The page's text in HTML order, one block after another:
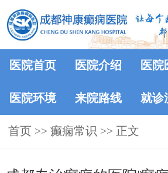
医院首页 医院介绍 医院
医院环境 来院路线 就诊
首页 >> 癫痫常识 >> 正文